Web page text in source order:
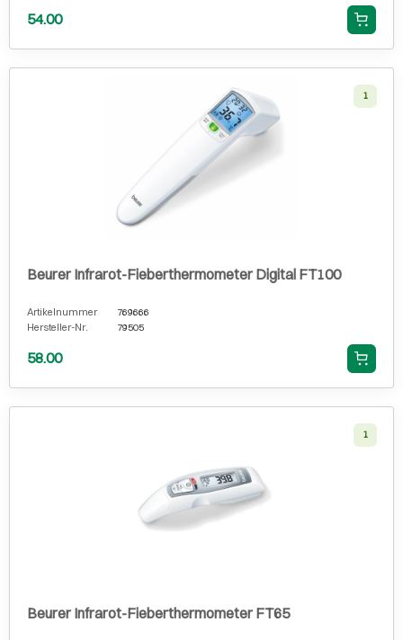
54.00
1
Beurer Infrarot-Fieberthermometer Digital FT100
Artikelnummer
769666
Hersteller-Nr.
79505
58.00
1
Beurer Infrarot-Fieberthermometer FT65